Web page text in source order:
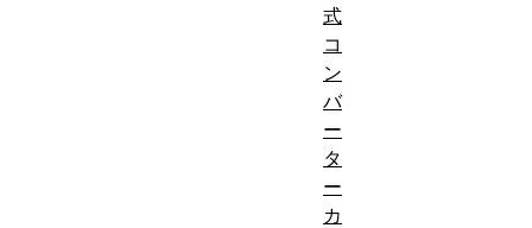
式
コ
ン
バ
ー
タ
ー
カ